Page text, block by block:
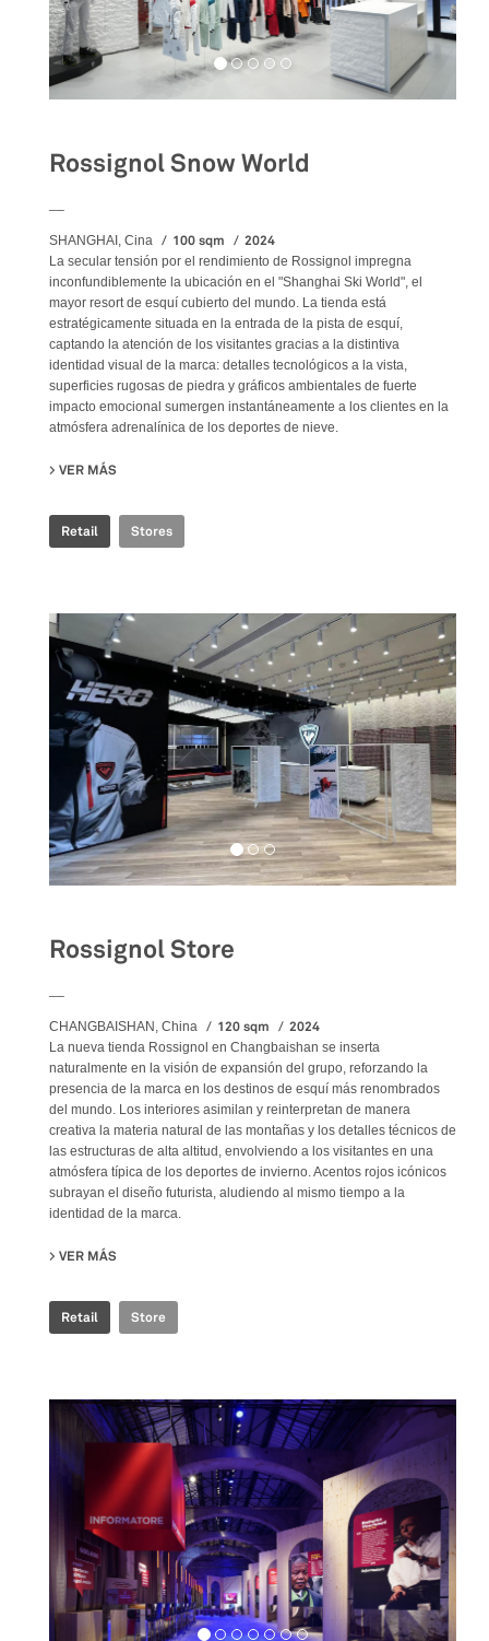
Rossignol Snow World
SHANGHAI, Cina 100 sqm 2024
La secular tensión por el rendimiento de Rossignol impregna
inconfundiblemente la ubicación en el "Shanghai Ski World", el
mayor resort de esquí cubierto del mundo. La tienda está
estratégicamente situada en la entrada de la pista de esquí,
captando la atención de los visitantes gracias a la distintiva
identidad visual de la marca: detalles tecnológicos a la vista,
superficies rugosas de piedra y gráficos ambientales de fuerte
impacto emocional sumergen instantáneamente a los clientes en la
atmósfera adrenalínica de los deportes de nieve.
VER MÁS
Retail Stores
Rossignol Store
CHANGBAISHAN, China 120 sqm 2024
La nueva tienda Rossignol en Changbaishan se inserta
naturalmente en la visión de expansión del grupo, reforzando la
presencia de la marca en los destinos de esquí más renombrados
del mundo. Los interiores asimilan y reinterpretan de manera
creativa la materia natural de las montañas y los detalles técnicos de
las estructuras de alta altitud, envolviendo a los visitantes en una
atmósfera típica de los deportes de invierno. Acentos rojos icónicos
subrayan el diseño futurista, aludiendo al mismo tiempo a la
identidad de la marca.
VER MÁS
Retail Store